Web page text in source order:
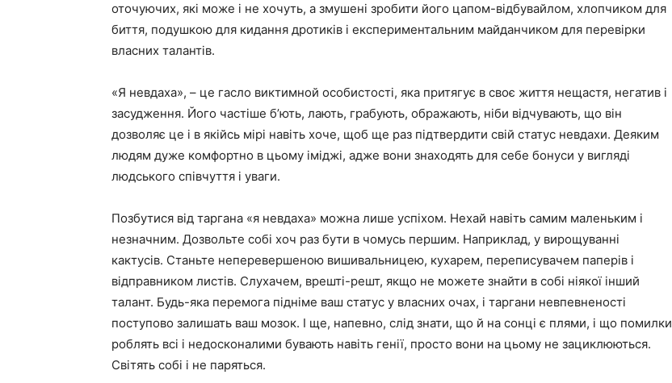
оточуючих, які може і не хочуть, а змушені зробити його цапом-відбувайлом, хлопчиком для
биття, подушкою для кидання дротиків і експериментальним майданчиком для перевірки
власних талантів.
«Я невдаха», – це гасло виктимной особистості, яка притягує в своє життя нещастя, негатив і
засудження. Його частіше б’ють, лають, грабують, ображають, ніби відчувають, що він
дозволяє це і в якійсь мірі навіть хоче, щоб ще раз підтвердити свій статус невдахи. Деяким
людям дуже комфортно в цьому іміджі, адже вони знаходять для себе бонуси у вигляді
людського співчуття і уваги.
Позбутися від таргана «я невдаха» можна лише успіхом. Нехай навіть самим маленьким і
незначним. Дозвольте собі хоч раз бути в чомусь першим. Наприклад, у вирощуванні
кактусів. Станьте неперевершеною вишивальницею, кухарем, переписувачем паперів і
відправником листів. Слухачем, врешті-решт, якщо не можете знайти в собі ніякої інший
талант. Будь-яка перемога підніме ваш статус у власних очах, і таргани невпевненості
поступово залишать ваш мозок. І ще, напевно, слід знати, що й на сонці є плями, і що помилки
роблять всі і недосконалими бувають навіть генії, просто вони на цьому не зациклюються.
Світять собі і не паряться.